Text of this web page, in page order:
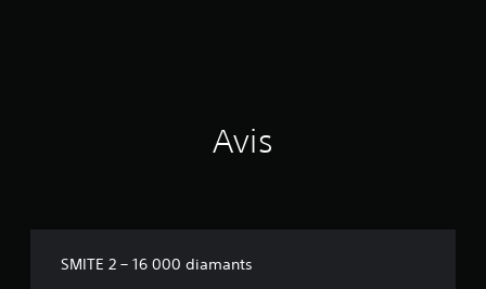
Avis
SMITE 2 – 16 000 diamants